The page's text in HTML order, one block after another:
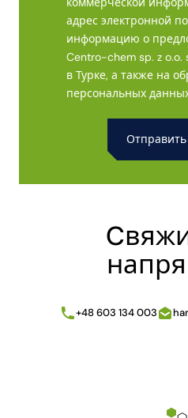
адрес электронной
информацию о
Centro-chem sp. z
в Турке, а также на
персональных
+48 603 134 003